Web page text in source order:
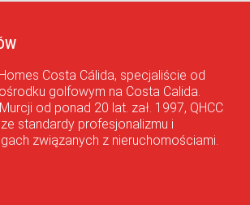
Costa Cálida, specjaliście od
golfowym na Costa Calida.
od ponad 20 lat. zał. 1997, QHCC
standardy profesjonalizmu i
związanych z nieruchomościami.